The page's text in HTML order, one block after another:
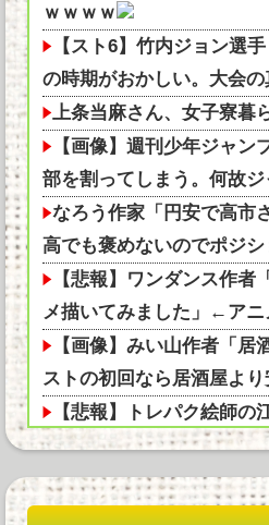
ｗｗｗｗ
【スト6】竹内ジョン選
の時期がおかしい。大会
上条当麻さん、女子寮暮
【画像】週刊少年ジャ
部を割ってしまう。何故
なろう作家「円安で高市
高でも褒めないのでポジ
【悲報】ワンダンス作者
メ描いてみました」←アニ
【画像】みい山作者「居
ストの初回なら居酒屋よ
【悲報】トレパク絵師の
って言い訳してしまう。全
ハードオフでこの３００
見つけたんだけどどうで